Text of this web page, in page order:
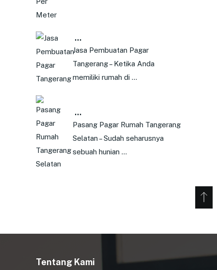
…
Jasa Pembuatan Pagar
Tangerang – Ketika Anda
memiliki rumah di …
…
Pasang Pagar Rumah Tangerang
Selatan – Sudah seharusnya
sebuah hunian …
Tentang Kami